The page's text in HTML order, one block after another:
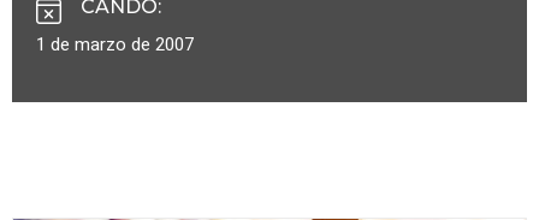
CANDO:
1 de marzo de 2007